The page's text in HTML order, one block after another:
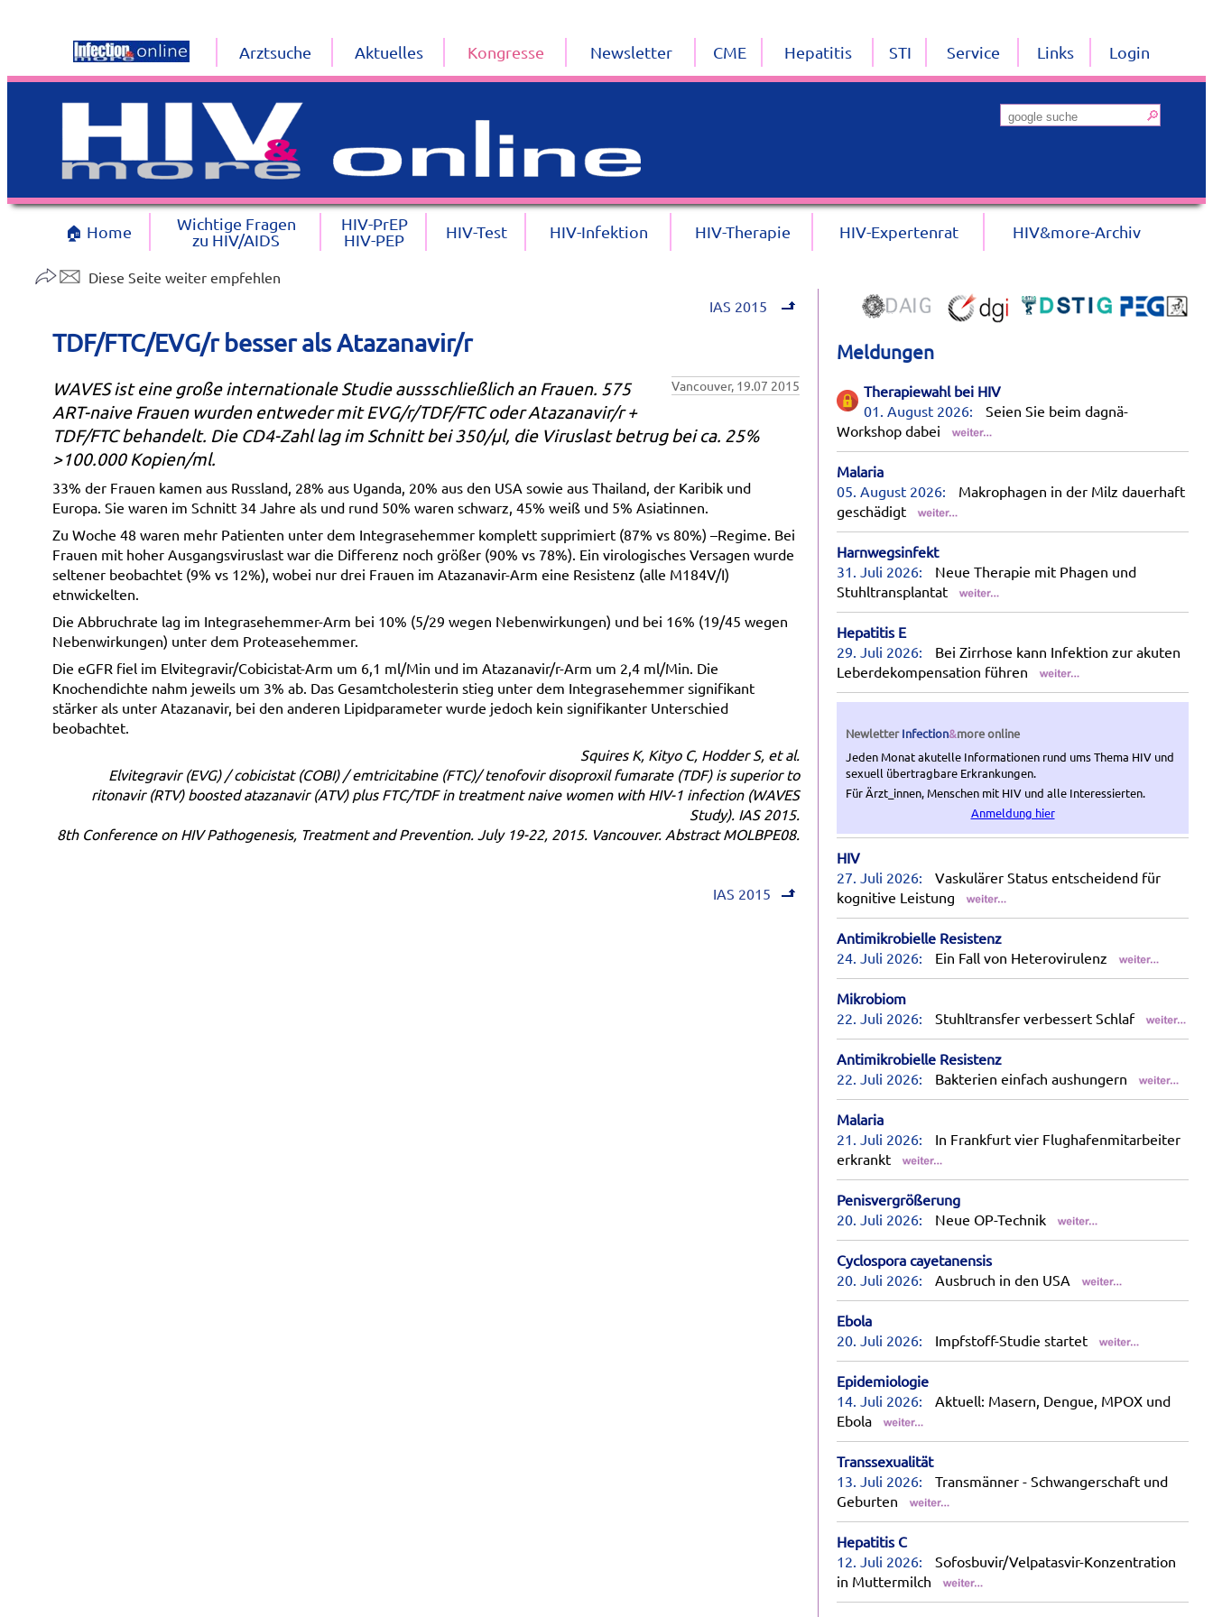
IAS 2015
TDF/FTC/EVG/r besser als Atazanavir/r
Vancouver, 19.07 2015
WAVES ist eine große internationale Studie aussschließlich an Frauen. 575
ART-naive Frauen wurden entweder mit EVG/r/TDF/FTC oder Atazanavir/r +
TDF/FTC behandelt. Die CD4-Zahl lag im Schnitt bei 350/µl, die Viruslast betrug bei ca. 25%
>100.000 Kopien/ml.
33% der Frauen kamen aus Russland, 28% aus Uganda, 20% aus den USA sowie aus Thailand, der Karibik und
Europa. Sie waren im Schnitt 34 Jahre als und rund 50% waren schwarz, 45% weiß und 5% Asiatinnen.
Zu Woche 48 waren mehr Patienten unter dem Integrasehemmer komplett supprimiert (87% vs 80%) –Regime. Bei
Frauen mit hoher Ausgangsviruslast war die Differenz noch größer (90% vs 78%). Ein virologisches Versagen wurde
seltener beobachtet (9% vs 12%), wobei nur drei Frauen im Atazanavir-Arm eine Resistenz (alle M184V/I)
etnwickelten.
Die Abbruchrate lag im Integrasehemmer-Arm bei 10% (5/29 wegen Nebenwirkungen) und bei 16% (19/45 wegen
Nebenwirkungen) unter dem Proteasehemmer.
Die eGFR fiel im Elvitegravir/Cobicistat-Arm um 6,1 ml/Min und im Atazanavir/r-Arm um 2,4 ml/Min. Die
Knochendichte nahm jeweils um 3% ab. Das Gesamtcholesterin stieg unter dem Integrasehemmer signifikant
stärker als unter Atazanavir, bei den anderen Lipidparameter wurde jedoch kein signifikanter Unterschied
beobachtet.
Squires K, Kityo C, Hodder S, et al.
Elvitegravir (EVG) / cobicistat (COBI) / emtricitabine (FTC)/ tenofovir disoproxil fumarate (TDF) is superior to
ritonavir (RTV) boosted atazanavir (ATV) plus FTC/TDF in treatment naive women with HIV-1 infection (WAVES
Study). IAS 2015.
8th Conference on HIV Pathogenesis, Treatment and Prevention. July 19-22, 2015. Vancouver. Abstract MOLBPE08.
IAS 2015
Meldungen
Therapiewahl bei HIV
01. August 2026:
Seien Sie beim dagnä-
Workshop dabei
Malaria
05. August 2026:
Makrophagen in der Milz dauerhaft
geschädigt
Harnwegsinfekt
31. Juli 2026:
Neue Therapie mit Phagen und
Stuhltransplantat
Hepatitis E
29. Juli 2026:
Bei Zirrhose kann Infektion zur akuten
Leberdekompensation führen
NewletterInfection&moreonline
Jeden Monat akutelle Informationen rund ums Thema HIV und
sexuell übertragbare Erkrankungen.
Für Ärzt_innen, Menschen mit HIV und alle Interessierten.
Anmeldung hier
HIV
27. Juli 2026:
Vaskulärer Status entscheidend für
kognitive Leistung
Antimikrobielle Resistenz
24. Juli 2026:
Ein Fall von Heterovirulenz
Mikrobiom
22. Juli 2026:
Stuhltransfer verbessert Schlaf
Antimikrobielle Resistenz
22. Juli 2026:
Bakterien einfach aushungern
Malaria
21. Juli 2026:
In Frankfurt vier Flughafenmitarbeiter
erkrankt
Penisvergrößerung
20. Juli 2026:
Neue OP-Technik
Cyclospora cayetanensis
20. Juli 2026:
Ausbruch in den USA
Ebola
20. Juli 2026:
Impfstoff-Studie startet
Epidemiologie
14. Juli 2026:
Aktuell: Masern, Dengue, MPOX und
Ebola
Transsexualität
13. Juli 2026:
Transmänner - Schwangerschaft und
Geburten
Hepatitis C
12. Juli 2026:
Sofosbuvir/Velpatasvir-Konzentration
in Muttermilch
Arztsuche Aktuelles Kongresse Newsletter CME Hepatitis STI Service Links Login
🏠 Home
Wichtige Fragen
zu HIV/AIDS
HIV-PrEP
HIV-PEP
HIV-Test HIV-Infektion HIV-Therapie HIV-Expertenrat HIV&more-Archiv
Diese Seite weiter empfehlen